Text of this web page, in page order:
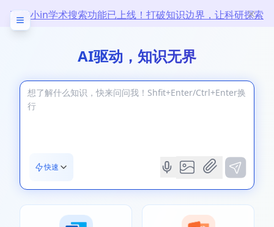
万能小in学术搜索功能已上线！打破知识边界，让科研探索
AI驱动，知识无界
快速